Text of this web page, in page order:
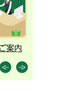
案内